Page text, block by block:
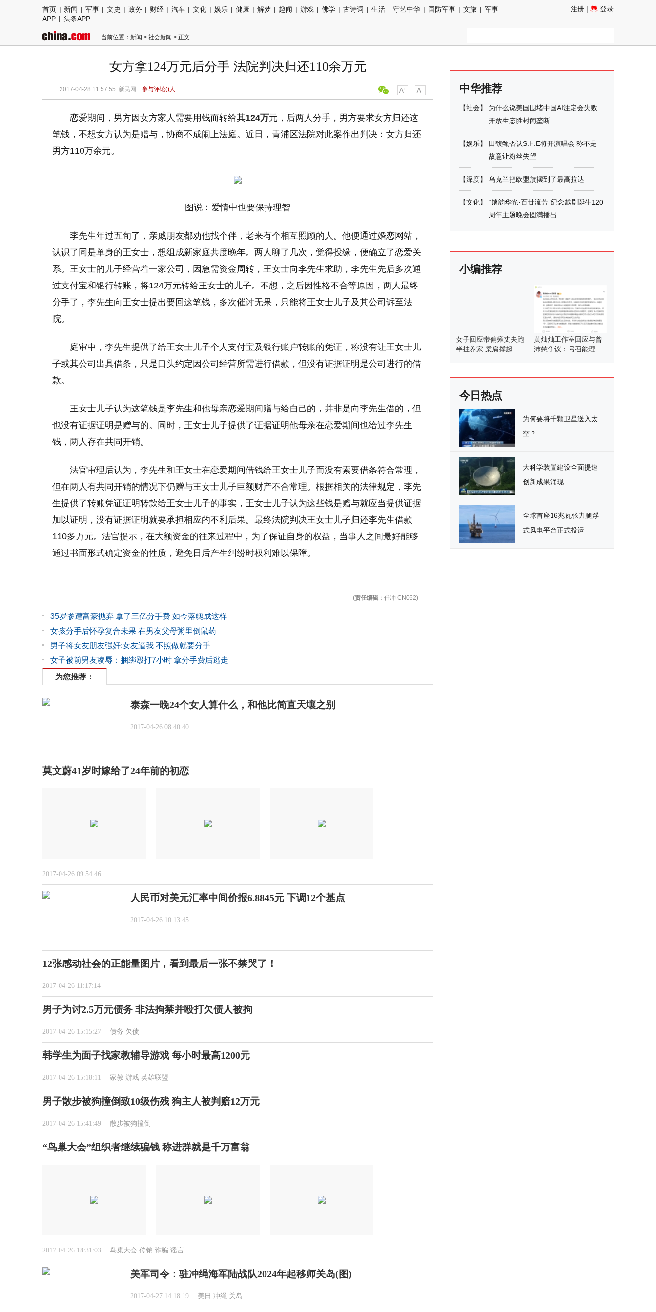
首页 | 新闻 | 军事 | 文史 | 政务 | 财经 | 汽车 | 文化 | 娱乐 | 健康 | 解梦 | 趣闻 | 游戏 | 佛学 | 古诗词 | 生活 | 守艺中华 | 国防军事 | 文旅 | 军事
APP | 头条APP
注册 | 登录
当前位置： 新闻 > 社会新闻 > 正文
女方拿124万元后分手 法院判决归还110余万元
2017-04-28 11:57:55 新民网 参与评论()人
恋爱期间，男方因女方家人需要用钱而转给其124万元，后两人分手，男方要求女方归还这
笔钱，不想女方认为是赠与，协商不成闹上法庭。近日，青浦区法院对此案作出判决：女方归还
男方110万余元。
图说：爱情中也要保持理智
李先生年过五旬了，亲戚朋友都劝他找个伴，老来有个相互照顾的人。他便通过婚恋网站，
认识了同是单身的王女士，想组成新家庭共度晚年。两人聊了几次，觉得投缘，便确立了恋爱关
系。王女士的儿子经营着一家公司，因急需资金周转，王女士向李先生求助，李先生先后多次通
过支付宝和银行转账，将124万元转给王女士的儿子。不想，之后因性格不合等原因，两人最终
分手了，李先生向王女士提出要回这笔钱，多次催讨无果，只能将王女士儿子及其公司诉至法
院。
庭审中，李先生提供了给王女士儿子个人支付宝及银行账户转账的凭证，称没有让王女士儿
子或其公司出具借条，只是口头约定因公司经营所需进行借款，但没有证据证明是公司进行的借
款。
王女士儿子认为这笔钱是李先生和他母亲恋爱期间赠与给自己的，并非是向李先生借的，但
也没有证据证明是赠与的。同时，王女士儿子提供了证据证明他母亲在恋爱期间也给过李先生
钱，两人存在共同开销。
法官审理后认为，李先生和王女士在恋爱期间借钱给王女士儿子而没有索要借条符合常理，
但在两人有共同开销的情况下仍赠与王女士儿子巨额财产不合常理。根据相关的法律规定，李先
生提供了转账凭证证明转款给王女士儿子的事实，王女士儿子认为这些钱是赠与就应当提供证据
加以证明，没有证据证明就要承担相应的不利后果。最终法院判决王女士儿子归还李先生借款
110多万元。法官提示，在大额资金的往来过程中，为了保证自身的权益，当事人之间最好能够
通过书面形式确定资金的性质，避免日后产生纠纷时权利难以保障。
(责任编辑 ：任冲 CN062)
35岁惨遭富豪抛弃 拿了三亿分手费 如今落魄成这样
女孩分手后怀孕复合未果 在男友父母粥里倒鼠药
男子将女友朋友强奸:女友逼我 不照做就要分手
女子被前男友凌辱：捆绑殴打7小时 拿分手费后逃走
为您推荐：
泰森一晚24个女人算什么，和他比简直天壤之别
2017-04-26 08:40:40
莫文蔚41岁时嫁给了24年前的初恋
2017-04-26 09:54:46
人民币对美元汇率中间价报6.8845元 下调12个基点
2017-04-26 10:13:45
12张感动社会的正能量图片，看到最后一张不禁哭了！
2017-04-26 11:17:14
男子为讨2.5万元债务 非法拘禁并殴打欠债人被拘
2017-04-26 15:15:27 债务 欠债
韩学生为面子找家教辅导游戏 每小时最高1200元
2017-04-26 15:18:11 家教 游戏 英雄联盟
男子散步被狗撞倒致10级伤残 狗主人被判赔12万元
2017-04-26 15:41:49 散步被狗撞倒
“鸟巢大会”组织者继续骗钱 称进群就是千万富翁
2017-04-26 18:31:03 鸟巢大会 传销 诈骗 谣言
美军司令：驻冲绳海军陆战队2024年起移师关岛(图)
2017-04-27 14:18:19 美日 冲绳 关岛
中华推荐
【社会】
为什么说美国围堵中国AI注定会失败
开放生态胜封闭垄断
【娱乐】
田馥甄否认S.H.E将开演唱会 称不是
故意让粉丝失望
【深度】 乌克兰把欧盟旗摆到了最高拉达
【文化】
“越韵华光·百廿流芳”纪念越剧诞生120
周年主题晚会圆满播出
小编推荐
女子回应带偏瘫丈夫跑
半挂养家 柔肩撑起一片
黄灿灿工作室回应与曾
沛慈争议：号召能理智
今日热点
为何要将千颗卫星送入太
空？
大科学装置建设全面提速
创新成果涌现
全球首座16兆瓦张力腿浮
式风电平台正式投运